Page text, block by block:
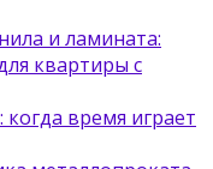
и ламината:
квартиры с
время играет